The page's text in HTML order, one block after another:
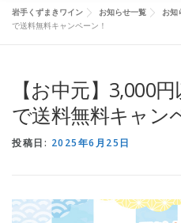
お知らせ オンラインショ
くずまきワインについて
岩手くずまきワイン お知らせ一覧 お知
で送料無料キャンペーン！
【お中元】3,000
で送料無料キャン
投稿日: 2025年6月25日